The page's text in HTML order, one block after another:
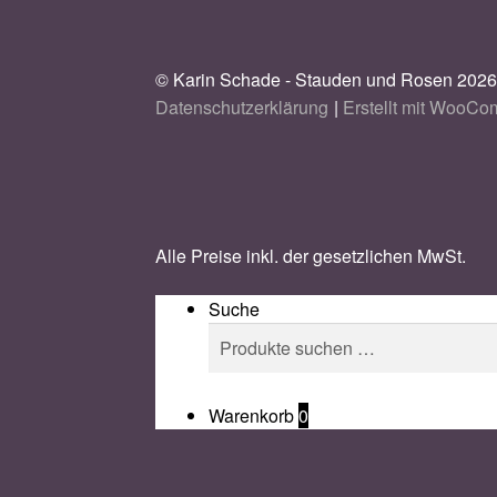
© Karin Schade - Stauden und Rosen 2026
Datenschutzerklärung
Erstellt mit
Alle Preise inkl. der gesetzlichen MwSt.
Suche
Suchen
nach:
Suchen
Warenkorb0